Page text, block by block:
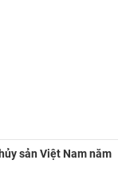
sản Việt Nam năm